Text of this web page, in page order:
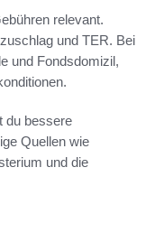
relevant.
und TER. Bei
und Fondsdomizil,
du bessere
Quellen wie
und die